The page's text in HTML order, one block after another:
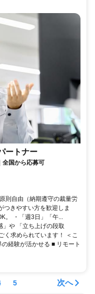
ートナー
全国から応募可
則自由（納期遵守の裁量労
つきやすい方を歓迎しま
。 ・「週3日」「午...
」や 「立ち上げの段取
く求められています！ ＜こ
経験が活かせる ■ リモート
5 次へ